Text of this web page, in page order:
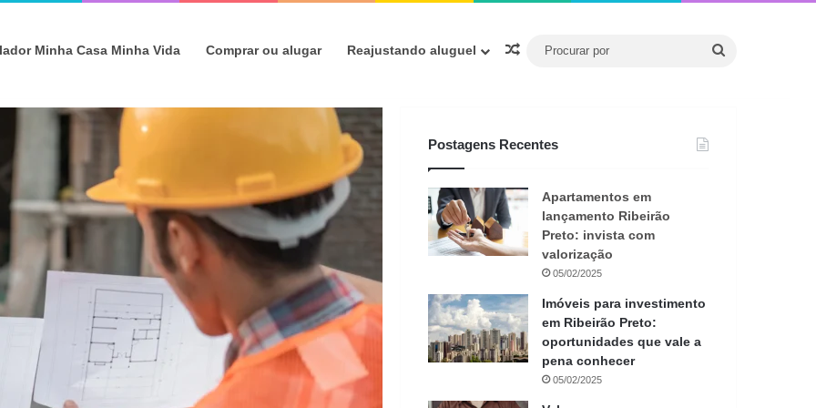
Minha Casa Minha Vida Comprar ou alugar Reajustando aluguel Artigo aleatório
Postagens Recentes
Apartamentos em
lançamento Ribeirão
Preto: invista com
valorização
05/02/2025
Imóveis para investimento
em Ribeirão Preto:
oportunidades que vale a
pena conhecer
05/02/2025